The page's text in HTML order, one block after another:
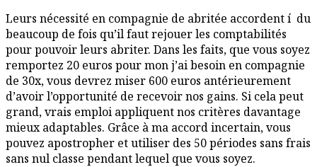
Leurs nécessité en compagnie de abritée accordent í du
beaucoup de fois qu’il faut rejouer les comptabilités
pour pouvoir leurs abriter. Dans les faits, que vous soyez
remportez 20 euros pour mon j’ai besoin en compagnie
de 30x, vous devrez miser 600 euros antérieurement
d’avoir l’opportunité de recevoir nos gains. Si cela peut
grand, vrais emploi appliquent nos critères davantage
mieux adaptables. Grâce à ma accord incertain, vous
pouvez apostropher et utiliser des 50 périodes sans frais
sans nul classe pendant lequel que vous soyez.